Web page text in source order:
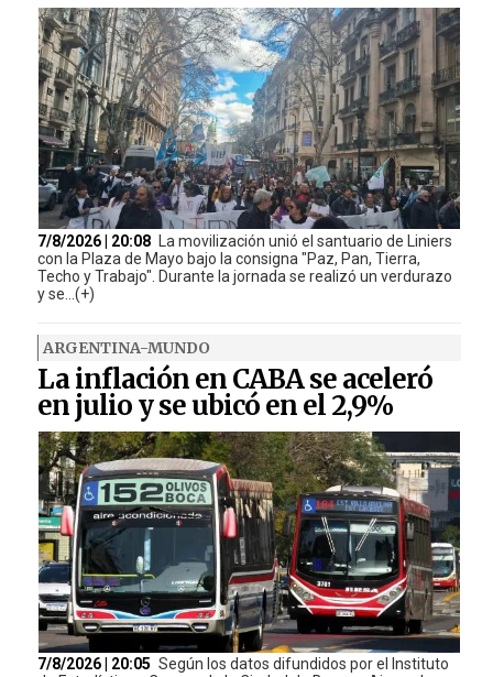
7/8/2026 | 20:08
La movilización unió el santuario de Liniers
con la Plaza de Mayo bajo la consigna "Paz, Pan, Tierra,
Techo y Trabajo". Durante la jornada se realizó un verdurazo
y se...(+)
ARGENTINA-MUNDO
La inflación en CABA se aceleró
en julio y se ubicó en el 2,9%
7/8/2026 | 20:05 Según los datos difundidos por el Instituto